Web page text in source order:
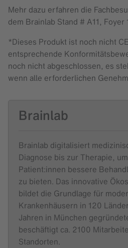
Mehr dazu erfahren die
dem Brainlab Stand # A11, Foyer
*Dieses Produkt ist noch nicht
entsprechende
noch nicht abgeschlossen, es
wenn alle erforderlichen
Brainlab
Brainlab digitalisiert
Diagnose bis zur Therapie,
Patient:innen bessere
zu bieten. Das innovative
bildet die Grundlage für
Krankenhäusern in 120
Jahren in München
beschäftigt ca. 2100
Standorten.